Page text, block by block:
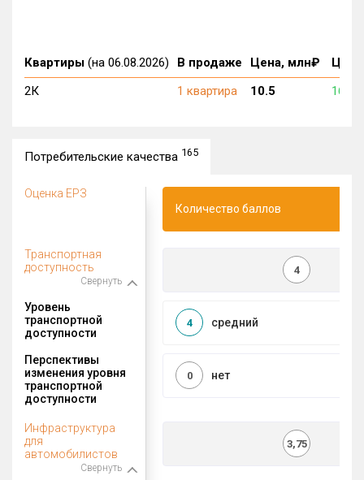
Квартиры (на 06.08.2026) В продаже Цена, млн₽
2К
1 квартира 10.5 161
Потребительские качества 165
Оценка ЕРЗ
Количество баллов
Транспортная
доступность
Свернуть
4
Уровень
транспортной
доступности
средний
4
Перспективы
изменения уровня
транспортной
доступности
нет
0
Инфраструктура
для
автомобилистов
Свернуть
3,75